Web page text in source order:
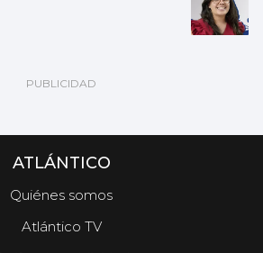
ATLÁNTICO
Quiénes somos
Atlántico TV